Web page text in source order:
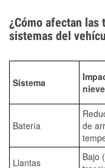
¿Cómo afectan las
sistemas del
Sistema
nieve
Batería
de
Llantas
Bajo